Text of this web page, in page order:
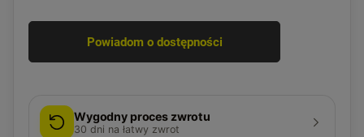
Powiadom o dostępności
Wygodny proces zwrotu
30 dni na łatwy zwrot